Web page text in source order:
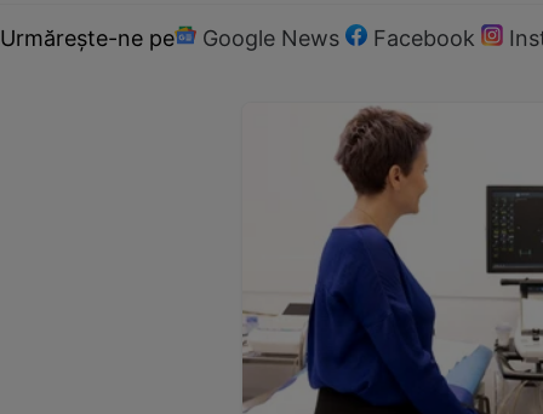
Urmărește-ne pe Google News Facebook